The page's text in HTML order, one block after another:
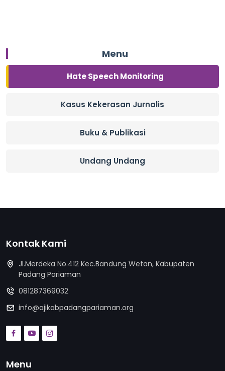
Menu
Hate Speech Monitoring
Kasus Kekerasan Jurnalis
Buku & Publikasi
Undang Undang
Kontak Kami
Jl.Merdeka No.412 Kec.Bandung Wetan, Kabupaten
Padang Pariaman
081287369032
info@ajikabpadangpariaman.org
Menu